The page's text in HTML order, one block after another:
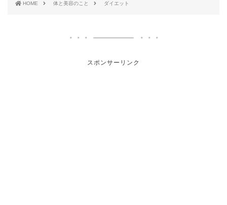
HOME 体と美容のこと ダイエット
スポンサーリンク